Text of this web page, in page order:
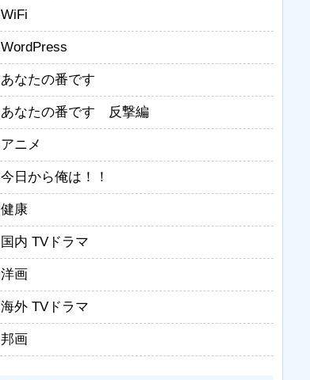
WiFi
WordPress
あなたの番です
あなたの番です 反撃編
アニメ
今日から俺は！！
健康
国内 TVドラマ
洋画
海外 TVドラマ
邦画